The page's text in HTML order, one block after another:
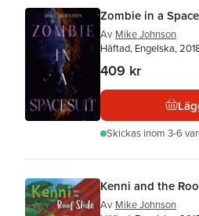
Zombie in a
Av Mike Johnson
Häftad, Engelska,
409 kr
Skickas inom 3-6
Kenni and the
Av Mike Johnson